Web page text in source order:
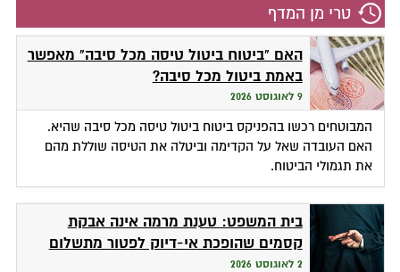
טרי מן המדף
האם "ביטוח ביטול טיסה מכל סיבה" מאפשר
באמת ביטול מכל סיבה?
9 לאוגוסט 2026
המבוטחים רכשו בהפניקס ביטוח ביטול טיסה מכל סיבה שהיא.
האם העובדה שאל על הקדימה וביטלה את הטיסה שוללת מהם
את תגמולי הביטוח.
בית המשפט: טענת מרמה אינה אבקת
קסמים שהופכת אי-דיוק לפטור מתשלום
2 לאוגוסט 2026